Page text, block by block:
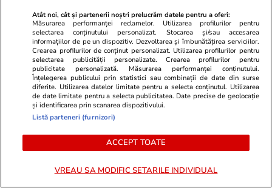
apropiați
Atât noi, cât și partenerii noștri prelucrăm datele pentru a oferi:
Măsurarea performanței reclamelor. Utilizarea profilurilor pentru
selectarea conținutului personalizat. Stocarea și/sau accesarea
informațiilor de pe un dispozitiv. Dezvoltarea și îmbunătățirea serviciilor.
Crearea profilurilor de conținut personalizat. Utilizarea profilurilor pentru
selectarea publicității personalizate. Crearea profilurilor pentru
publicitate personalizată. Măsurarea performanței conținutului.
Înțelegerea publicului prin statistici sau combinații de date din surse
diferite. Utilizarea datelor limitate pentru a selecta conținutul. Utilizarea
de date limitate pentru a selecta publicitatea. Date precise de geolocație
și identificarea prin scanarea dispozitivului.
Listă parteneri (furnizori)
ACCEPT TOATE
VREAU SA MODIFIC SETARILE INDIVIDUAL